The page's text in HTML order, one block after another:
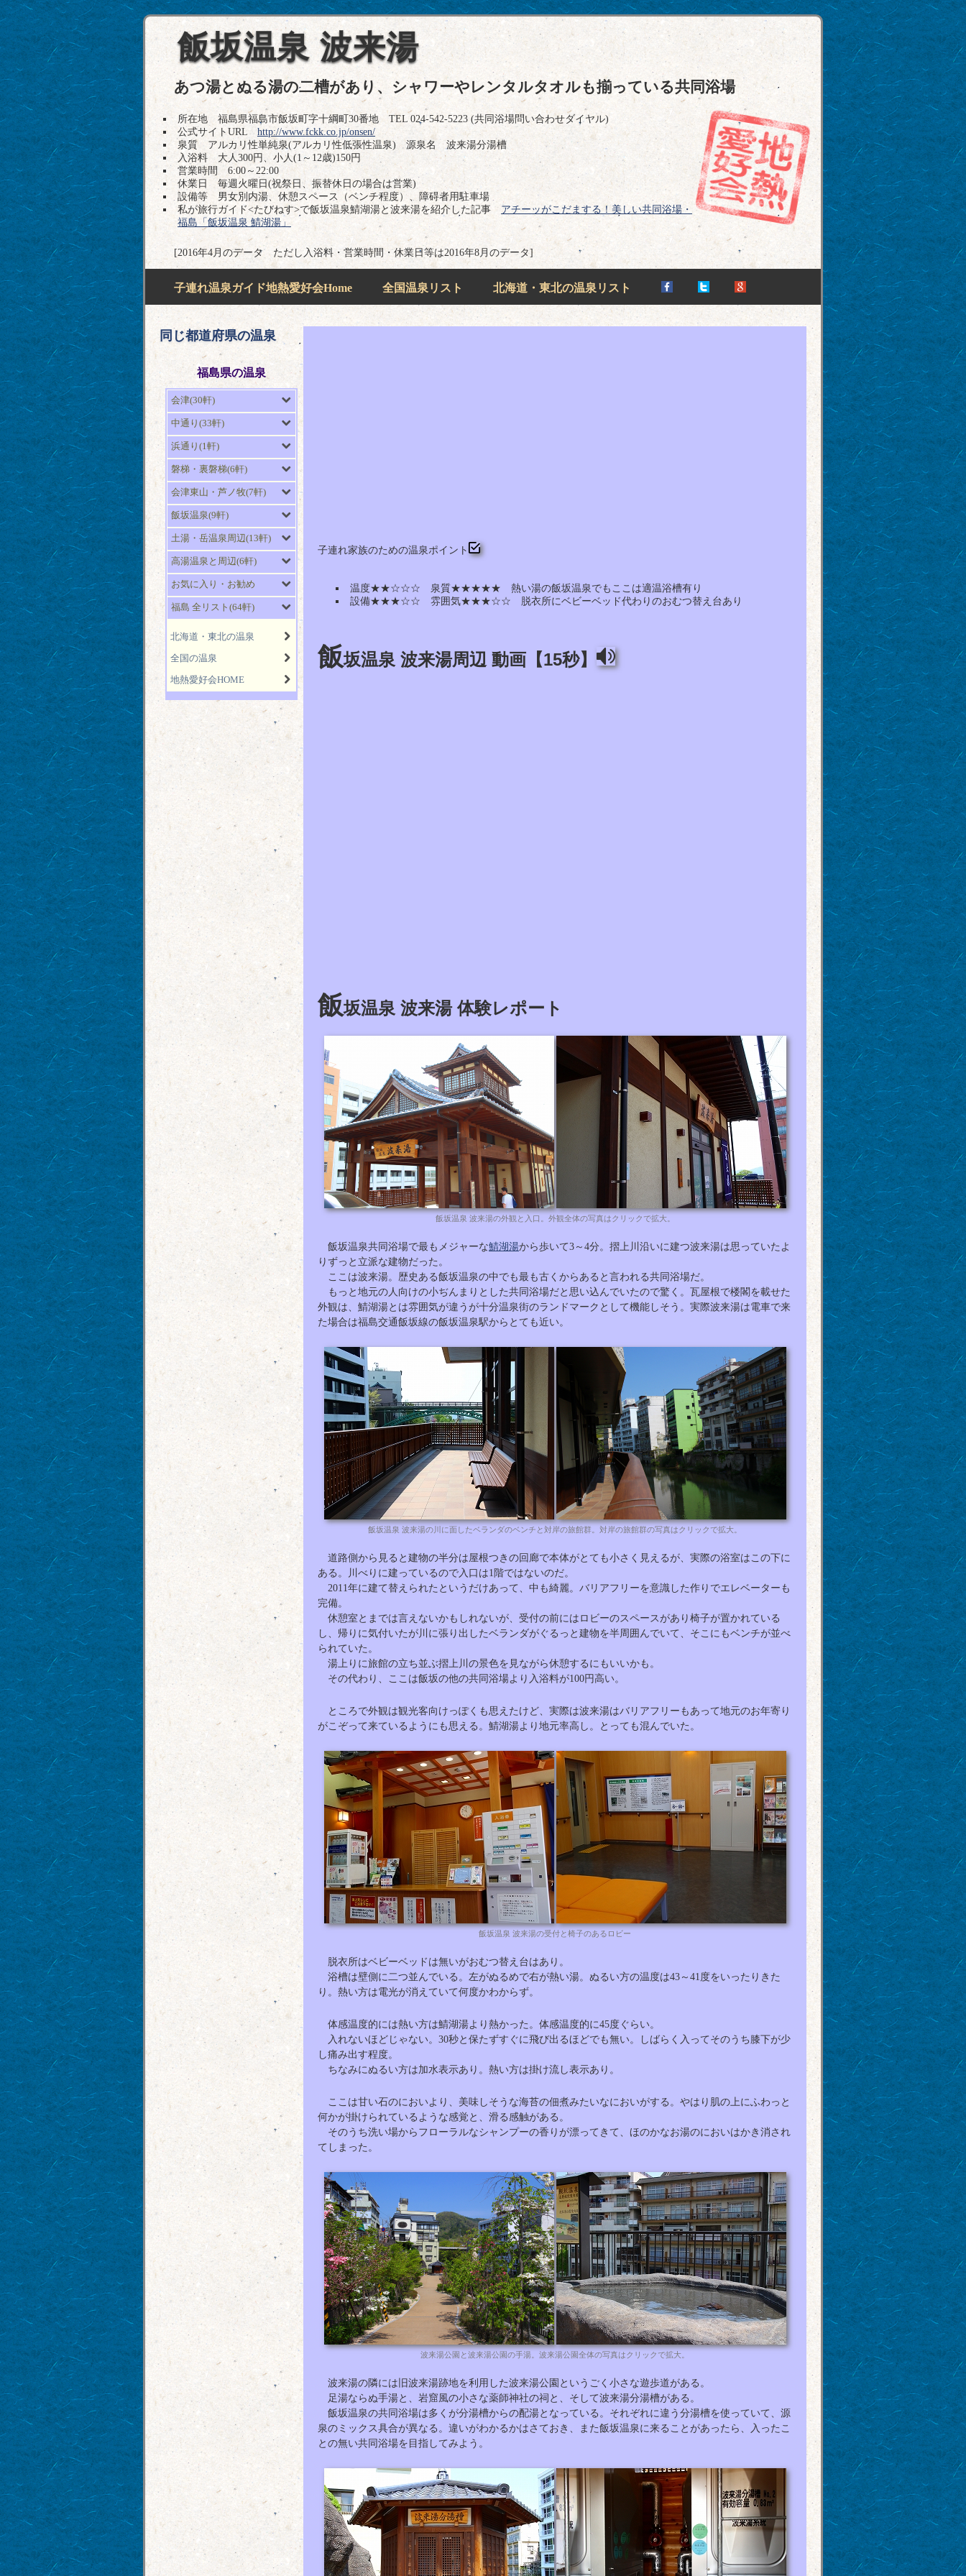
飯坂温泉 波来湯
あつ湯とぬる湯の二槽があり、シャワーやレンタルタオルも揃っている共同浴場
所在地 福島県福島市飯坂町字十綱町30番地 TEL 024-542-5223 (共同浴場問い合わせダイヤル)
公式サイトURLhttp://www.fckk.co.jp/onsen/
泉質 アルカリ性単純泉(アルカリ性低張性温泉) 源泉名 波来湯分湯槽
入浴料 大人300円、小人(1～12歳)150円
営業時間 6:00～22:00
休業日 毎週火曜日(祝祭日、振替休日の場合は営業)
設備等 男女別内湯、休憩スペース（ベンチ程度）、障碍者用駐車場
私が旅行ガイド<たびねす>で飯坂温泉鯖湖湯と波来湯を紹介した記事 アチーッがこだまする！美しい共同浴場・
福島「飯坂温泉 鯖湖湯」
[2016年4月のデータ ただし入浴料・営業時間・休業日等は2016年8月のデータ]
子連れ温泉ガイド地熱愛好会Home 全国温泉リスト 北海道・東北の温泉リスト
子連れ家族のための温泉ポイント
温度★★☆☆☆ 泉質★★★★★ 熱い湯の飯坂温泉でもここは適温浴槽有り
設備★★★☆☆ 雰囲気★★★☆☆ 脱衣所にベビーベッド代わりのおむつ替え台あり
飯坂温泉 波来湯周辺 動画【15秒】
飯坂温泉 波来湯 体験レポート
飯坂温泉 波来湯の外観と入口。外観全体の写真はクリックで拡大。
飯坂温泉共同浴場で最もメジャーな鯖湖湯から歩いて3～4分。摺上川沿いに建つ波来湯は思っていたよ
りずっと立派な建物だった。
ここは波来湯。歴史ある飯坂温泉の中でも最も古くからあると言われる共同浴場だ。
もっと地元の人向けの小ぢんまりとした共同浴場だと思い込んでいたので驚く。瓦屋根で楼閣を載せた
外観は、鯖湖湯とは雰囲気が違うが十分温泉街のランドマークとして機能しそう。実際波来湯は電車で来
た場合は福島交通飯坂線の飯坂温泉駅からとても近い。
飯坂温泉 波来湯の川に面したベランダのベンチと対岸の旅館群。対岸の旅館群の写真はクリックで拡大。
道路側から見ると建物の半分は屋根つきの回廊で本体がとても小さく見えるが、実際の浴室はこの下に
ある。川べりに建っているので入口は1階ではないのだ。
2011年に建て替えられたというだけあって、中も綺麗。バリアフリーを意識した作りでエレベーターも
完備。
休憩室とまでは言えないかもしれないが、受付の前にはロビーのスペースがあり椅子が置かれている
し、帰りに気付いたが川に張り出したベランダがぐるっと建物を半周囲んでいて、そこにもベンチが並べ
られていた。
湯上りに旅館の立ち並ぶ摺上川の景色を見ながら休憩するにもいいかも。
その代わり、ここは飯坂の他の共同浴場より入浴料が100円高い。
ところで外観は観光客向けっぽくも思えたけど、実際は波来湯はバリアフリーもあって地元のお年寄り
がこぞって来ているようにも思える。鯖湖湯より地元率高し。とっても混んでいた。
飯坂温泉 波来湯の受付と椅子のあるロビー
脱衣所はベビーベッドは無いがおむつ替え台はあり。
浴槽は壁側に二つ並んでいる。左がぬるめで右が熱い湯。ぬるい方の温度は43～41度をいったりきた
り。熱い方は電光が消えていて何度かわからず。
体感温度的には熱い方は鯖湖湯より熱かった。体感温度的に45度ぐらい。
入れないほどじゃない。30秒と保たずすぐに飛び出るほどでも無い。しばらく入ってそのうち膝下が少
し痛み出す程度。
ちなみにぬるい方は加水表示あり。熱い方は掛け流し表示あり。
ここは甘い石のにおいより、美味しそうな海苔の佃煮みたいなにおいがする。やはり肌の上にふわっと
何かが掛けられているような感覚と、滑る感触がある。
そのうち洗い場からフローラルなシャンプーの香りが漂ってきて、ほのかなお湯のにおいはかき消され
てしまった。
波来湯公園と波来湯公園の手湯。波来湯公園全体の写真はクリックで拡大。
波来湯の隣には旧波来湯跡地を利用した波来湯公園というごく小さな遊歩道がある。
足湯ならぬ手湯と、岩窟風の小さな薬師神社の祠と、そして波来湯分湯槽がある。
飯坂温泉の共同浴場は多くが分湯槽からの配湯となっている。それぞれに違う分湯槽を使っていて、源
泉のミックス具合が異なる。違いがわかるかはさておき、また飯坂温泉に来ることがあったら、入ったこ
との無い共同浴場を目指してみよう。
同じ都道府県の温泉